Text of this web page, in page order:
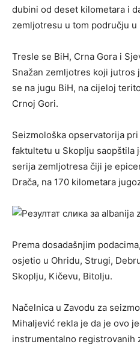
dubini od deset kilometara i
zemljotresu u tom području u
Tresle se BiH, Crna Gora i
Snažan zemljotres koji jutros
se na jugu BiH, na cijeloj
Crnoj Gori.
Seizmološka opservatorija
faktultetu u Skoplju saopštila
serija zemljotresa čiji je
Drača, na 170 kilometara
Prema dosadašnjim
osjetio u Ohridu, Strugi,
Skoplju, Kičevu, Bitolju.
Načelnica u Zavodu za
Mihaljević rekla je da je ovo
instrumentalno registrovanih